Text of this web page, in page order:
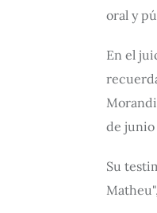
oral y
En el
de junio
Su